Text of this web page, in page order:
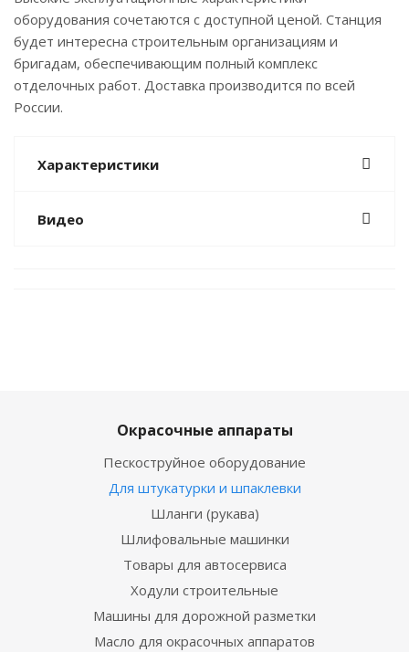
оборудования сочетаются с доступной ценой. Станция
будет интересна строительным организациям и
бригадам, обеспечивающим полный комплекс
отделочных работ. Доставка производится по всей
России.
Характеристики
Видео
Окрасочные аппараты
Пескоструйное оборудование
Для штукатурки и шпаклевки
Шланги (рукава)
Шлифовальные машинки
Товары для автосервиса
Ходули строительные
Машины для дорожной разметки
Масло для окрасочных аппаратов